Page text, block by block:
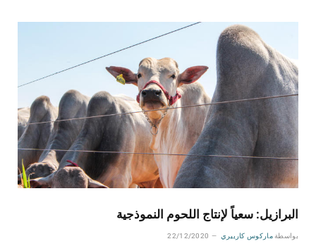
البرازيل: سعياً لإنتاج اللحوم النموذجية
بواسطة ماركوس كارييري 22/12/2020